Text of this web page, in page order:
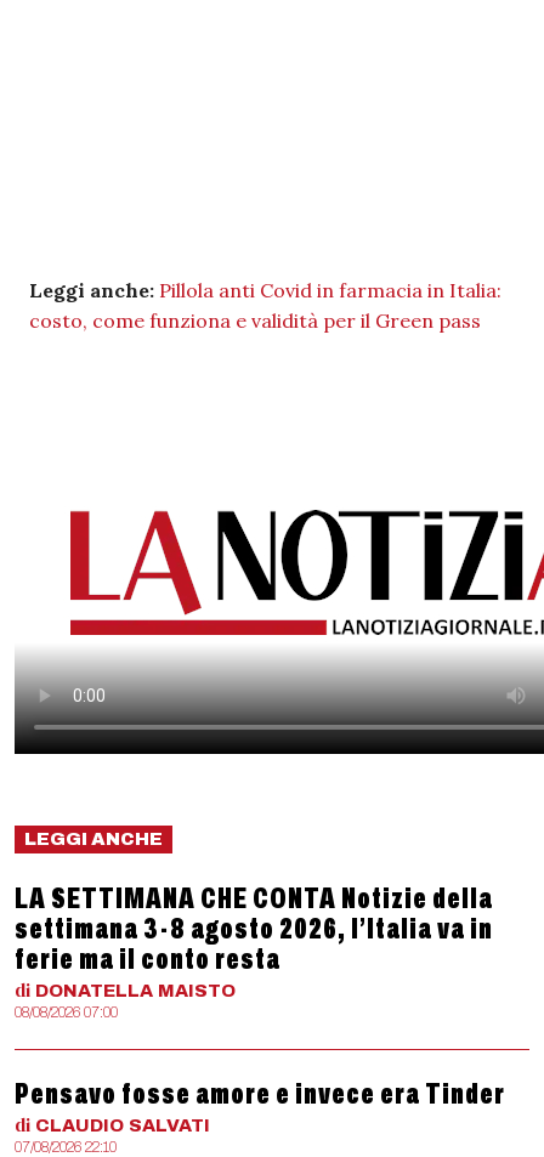
Leggi anche: Pillola anti Covid in farmacia in Italia:
costo, come funziona e validità per il Green pass
LEGGI ANCHE
LA SETTIMANA CHE CONTA Notizie della
settimana 3-8 agosto 2026, l’Italia va in
ferie ma il conto resta
di DONATELLA MAISTO
08/08/2026 07:00
Pensavo fosse amore e invece era Tinder
di CLAUDIO SALVATI
07/08/2026 22:10